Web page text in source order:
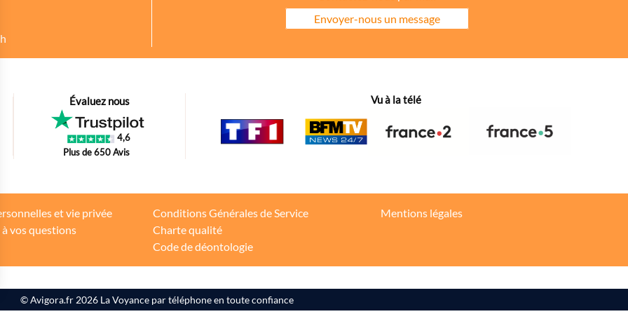
Envoyer-nous un message
Évaluez nous
4,6
Plus de 650 Avis
Vu à la télé
et vie privée
à vos questions
Conditions Générales de Service
Charte qualité
Code de déontologie
Mentions légales
© Avigora.fr 2026 La Voyance par téléphone en toute confiance
bout de code que nous fourni Facebook nous permet de poursuivre nos échanges dans votre fil d’actualité.
s'il y a des conversions.
Options